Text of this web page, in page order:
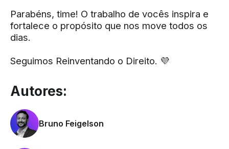
Parabéns, time! O trabalho de vocês inspira e
fortalece o propósito que nos move todos os
dias.
Seguimos Reinventando o Direito. 💜
Autores:
Bruno Feigelson